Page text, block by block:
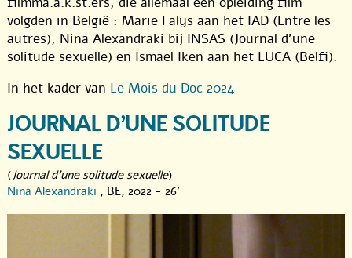
volgden in België : Marie Falys aan het IAD (Entre les
autres), Nina Alexandraki bij INSAS (Journal d’une
solitude sexuelle) en Ismaël Iken aan het LUCA (Belfi).
In het kader van Le Mois du Doc 2024
JOURNAL D’UNE SOLITUDE
SEXUELLE
(Journal d'une solitude sexuelle)
Nina Alexandraki , BE, 2022 - 26'